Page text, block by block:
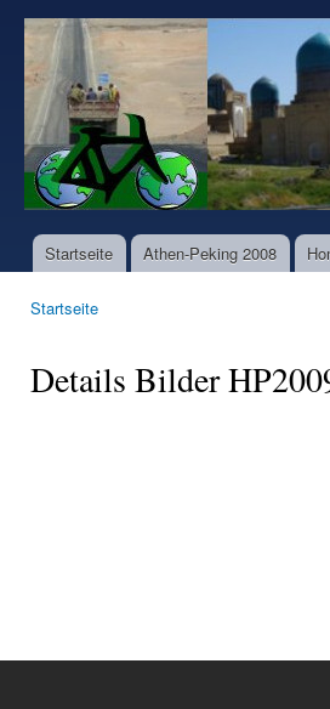
www.world-
bike-
tours.com
Hauptmenü
Startseite Athen-Peking 2008
Startseite
Details Bilder